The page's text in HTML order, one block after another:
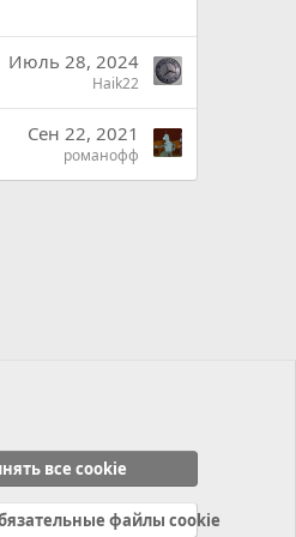
Июль 28, 2024
Haik22
Сен 22, 2021
романофф
все cookie
файлы cookie